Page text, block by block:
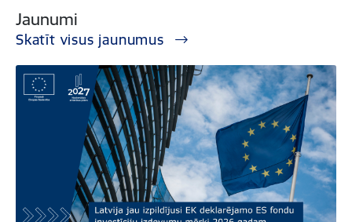
Jaunumi
Skatīt visus jaunumus